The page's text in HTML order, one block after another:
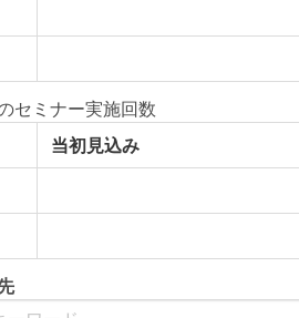
セミナー実施回数
当初見込み